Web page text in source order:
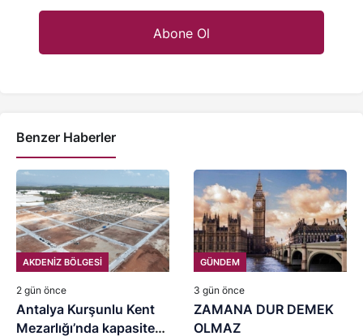
Benzer Haberler
AKDENİZ BÖLGESİ
2 gün önce
Antalya Kurşunlu Kent
Mezarlığı’nda kapasite
GÜNDEM
3 gün önce
ZAMANA DUR DEMEK
OLMAZ